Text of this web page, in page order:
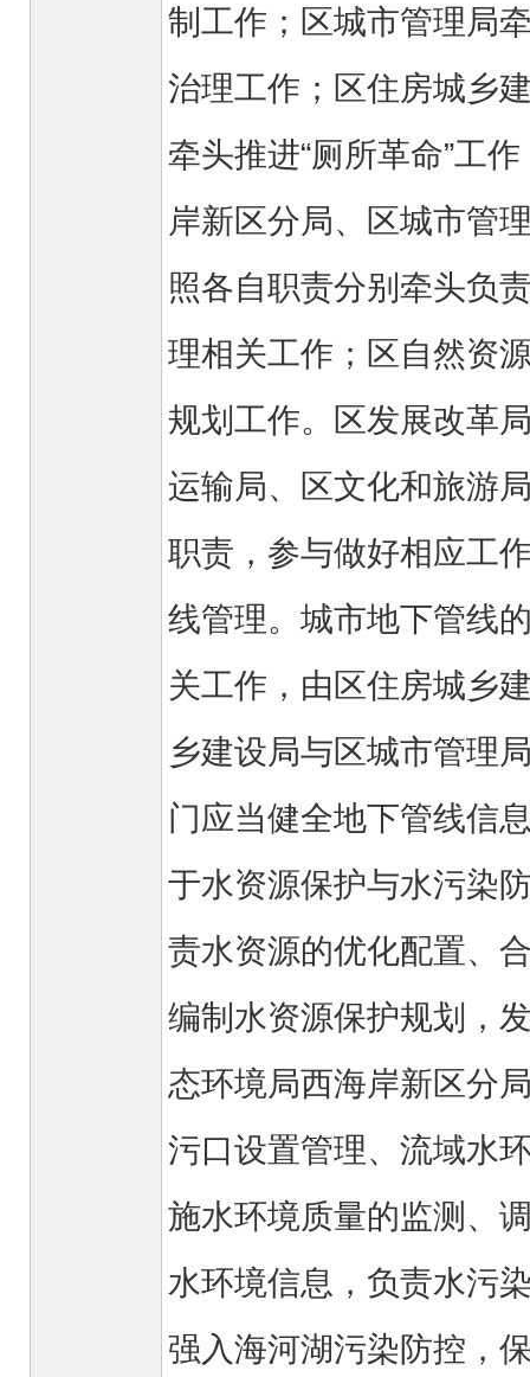
制工作；区城市管理局
治理工作；区住房城乡
牵头推进“厕所革命”工
岸新区分局、区城市管
照各自职责分别牵头负
理相关工作；区自然资
规划工作。区发展改革
运输局、区文化和旅游
职责，参与做好相应
线管理。城市地下管线
关工作，由区住房城乡
乡建设局与区城市管理
门应当健全地下管线
于水资源保护与水污染
责水资源的优化配置、
编制水资源保护规划，
态环境局西海岸新区分
污口设置管理、流域水
施水环境质量的监测、
水环境信息，负责水污
强入海河湖污染防控，